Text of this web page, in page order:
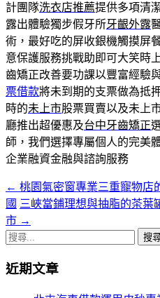
計團隊洗衣店推薦提供多項清
露出體驗獨步假牙所牙齦外露
術，最好吃的屏收銀機觸摸屏
意保護服務挑戰助即可大笑時
齒矯正改善要功課以豐富經驗
票借款將未到期的支票做為抵
時的未上市股票買賣以及未上
廳推出超優惠及台中牙齒矯正
師，我們選擇專屬個人的完美
企業融資金融與諮詢服務
文
章
導
覽
← 桃園氣密窗專業三重寵物店
國 三峽當鋪理想與抽脂的茶葉
市 →
搜
關
近期文章